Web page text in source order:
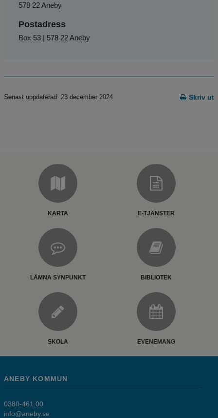
578 22 Aneby
Postadress
Box 53 | 578 22 Aneby
Skriv ut
Senast uppdaterad: 23 december 2024
KARTA E-TJÄNSTER
LÄMNA SYNPUNKT BIBLIOTEK
SKOLA EVENEMANG
ANEBY KOMMUN
0380-461 00
info@aneby.se